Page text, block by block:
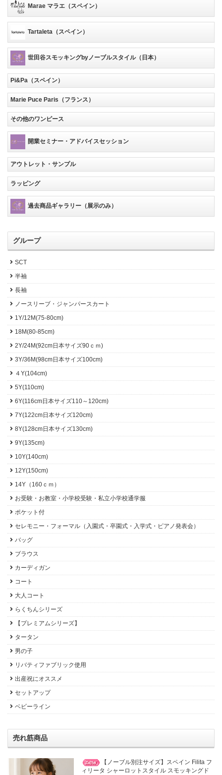
Marae マラエ（スペイン）
Tartaleta（スペイン）
世田谷スモッキングbyノーブルスタイル（日本）
Pi&Pa（スペイン）
Marie Puce Paris（フランス）
その他のワンピース
開業セミナー・アドバイスセッション
アウトレット・サンプル
ラッピング
過去商品ギャラリー（展示のみ）
グループ
SCT
半袖
長袖
ノースリーブ・ジャンパースカート
1Y/12M(75-80cm)
18M(80-85cm)
2Y/24M(92cm日本サイズ90ｃｍ)
3Y/36M(98cm日本サイズ100cm)
４Y(104cm)
5Y(110cm)
6Y(116cm日本サイズ110～120cm)
7Y(122cm日本サイズ120cm)
8Y(128cm日本サイズ130cm)
9Y(135cm)
10Y(140cm)
12Y(150cm)
14Y（160ｃｍ）
お受験・お教室・小学校受験・私立小学校通学服
ポケット付
セレモニー・フォーマル（入園式・卒園式・入学式・ピアノ発表会）
バッグ
ブラウス
カーディガン
コート
大人コート
らくちんシリーズ
【プレミアムシリーズ】
タータン
男の子
リバティファブリック使用
出産祝にオススメ
セットアップ
ベビーライン
売れ筋商品
【ノーブル別注サイズ】スペイン Filita フ
ィリータ シャーロットスタイル スモッキングド